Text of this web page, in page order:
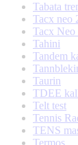
Tabata
Tacx neo
Tacx
Tahini
Tandem
Taurin
TDEE
Telt test
Tennis
TENS
Termos